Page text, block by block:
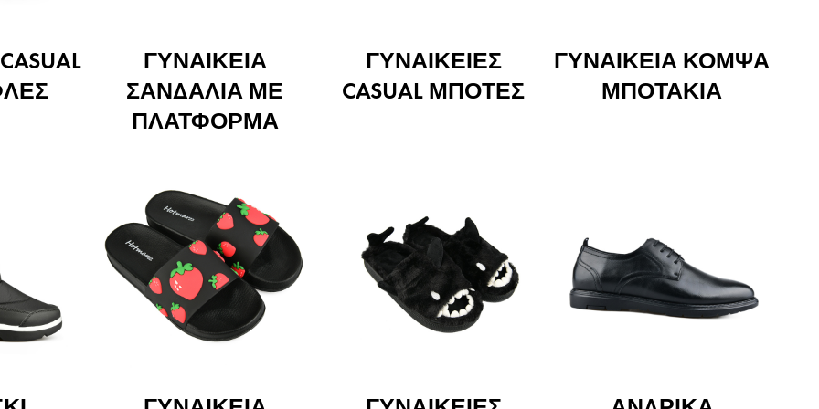
ΓΥΝΑΙΚΕΊΑ
ΣΑΝΔΆΛΙΑ ΜΕ
ΠΛΑΤΦΌΡΜΑ
ΓΥΝΑΙΚΕΊΕΣ
CASUAL ΜΠΌΤΕΣ
ΓΥΝΑΙΚΕΊΑ ΚΟΜΨΆ
ΜΠΟΤΆΚΙΑ